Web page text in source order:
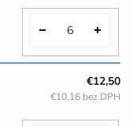
€12,50
€10,16 bez DPH